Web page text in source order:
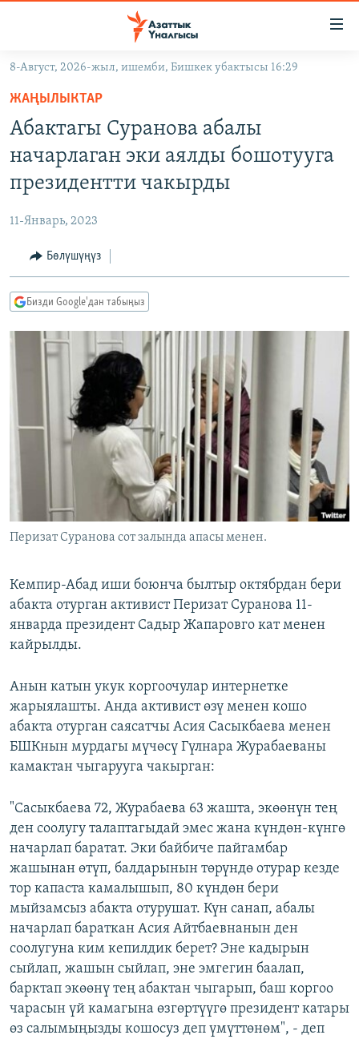
Навигацияга
өтүңүз
Издөөгө
салыңыз
КЫРГЫЗСТАН
МАДАНИЯТ
УКРАИНА
ТВ ПРОГРАММАЛАР
БҮГҮН АЗАТТЫКТА
ДАНИСТЕ
ЭЖЕ-СИҢДИЛЕР
АЗАТТЫК+
ЫҢГАЙСЫЗ СУРООЛОР
ПОДКАСТ
Русский
ОНЛАЙН ШЕРИНЕ
ЭЕ/АРнун бардык сайттары
8-Август, 2026-жыл, ишемби, Бишкек убактысы 16:29
ЖАҢЫЛЫКТАР
Абактагы Суранова абалы
начарлаган эки аялды бошотууга
президентти чакырды
11-Январь, 2023
Бөлүшүңүз
Бизди Google'дан табыңыз
Перизат Суранова сот залында апасы менен.
Кемпир-Абад иши боюнча былтыр октябрдан бери
абакта отурган активист Перизат Суранова 11-
январда президент Садыр Жапаровго кат менен
кайрылды.
Анын катын укук коргоочулар интернетке
жарыялашты. Анда активист өзү менен кошо
абакта отурган саясатчы Асия Сасыкбаева менен
БШКнын мурдагы мүчөсү Гүлнара Журабаеваны
камактан чыгарууга чакырган:
"Сасыкбаева 72, Журабаева 63 жашта, экөөнүн тең
ден соолугу талаптагыдай эмес жана күндөн-күнгө
начарлап баратат. Эки байбиче пайгамбар
жашынан өтүп, балдарынын төрүндө отурар кезде
тор капаста камалышып, 80 күндөн бери
мыйзамсыз абакта отурушат. Күн санап, абалы
начарлап бараткан Асия Айтбаевнанын ден
соолугуна ким кепилдик берет? Эне кадырын
сыйлап, жашын сыйлап, эне эмгегин баалап,
барктап экөөнү тең абактан чыгарып, баш коргоо
чарасын үй камагына өзгөртүүгө президент катары
өз салымыңызды кошосуз деп үмүттөнөм", - деп